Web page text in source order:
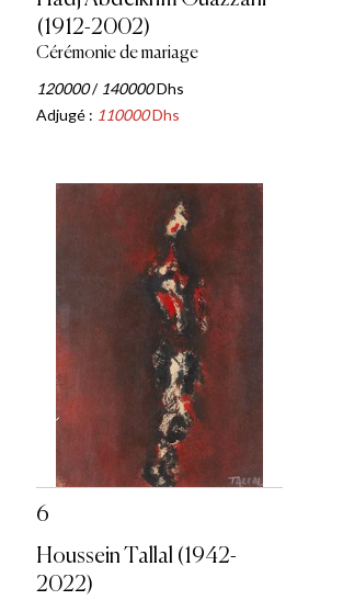
(1912-2002)
Cérémonie de mariage
120000/ 140000Dhs
Adjugé : 110000Dhs
6
Houssein Tallal (1942-
2022)